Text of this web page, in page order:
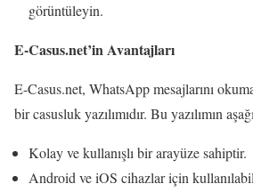
görüntüleyin.
E-Casus.net’in Avantajları
E-Casus.net, WhatsApp mesajlarını
bir casusluk yazılımıdır. Bu yazılımın
Kolay ve kullanışlı bir arayüze sahiptir.
Android ve iOS cihazlar için